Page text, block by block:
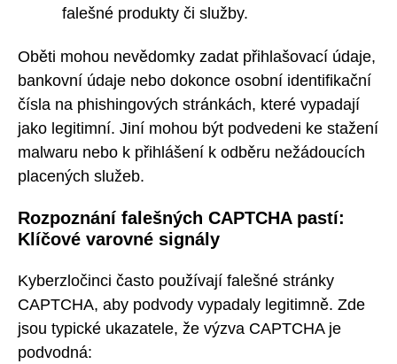
falešné produkty či služby.
Oběti mohou nevědomky zadat přihlašovací údaje,
bankovní údaje nebo dokonce osobní identifikační
čísla na phishingových stránkách, které vypadají
jako legitimní. Jiní mohou být podvedeni ke stažení
malwaru nebo k přihlášení k odběru nežádoucích
placených služeb.
Rozpoznání falešných CAPTCHA pastí:
Klíčové varovné signály
Kyberzločinci často používají falešné stránky
CAPTCHA, aby podvody vypadaly legitimně. Zde
jsou typické ukazatele, že výzva CAPTCHA je
podvodná: